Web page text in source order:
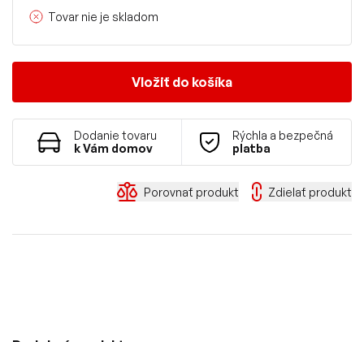
Tovar nie je skladom
Vložiť do košíka
Dodanie tovaru
k Vám domov
Rýchla a bezpečná
platba
Porovnať produkt Zdielať produkt